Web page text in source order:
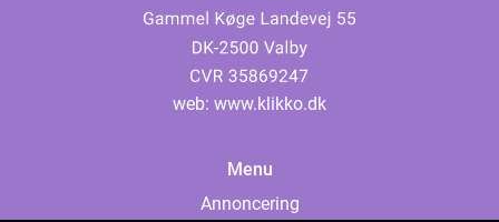
web: www.klikko.dk
Menu
Annoncering